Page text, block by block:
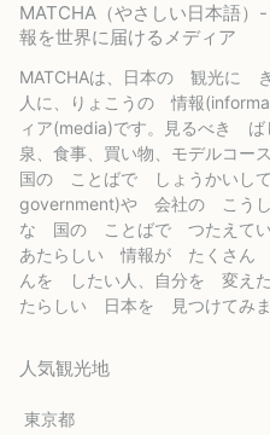
MATCHA（やさしい日本語）
報を世界に届けるメディア
MATCHAは、日本の 観光に
人に、りょこうの 情報
ィア(media)です。見るべき
泉、食事、買い物、モデルコ
国の ことばで しょうかいし
government)や 会社の こう
な 国の ことばで つたえて
あたらしい 情報が たくさん
んを したい人、自分を 変え
たらしい 日本を 見つけてみま
人気観光地
東京都